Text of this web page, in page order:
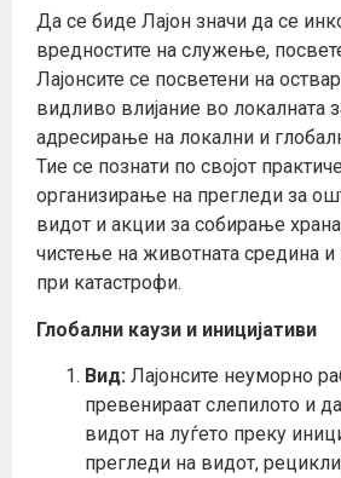
Да се биде Лајон значи да се
вредностите на служење,
Лајонсите се посветени на
видливо влијание во локалната
адресирање на локални и
Тие се познати по својот
организирање на прегледи за
видот и акции за собирање
чистење на животната средина
при катастрофи.
Глобални каузи и иницијативи
Вид: Лајонсите неуморно
превенираат слепилото и
видот на луѓето преку
прегледи на видот,